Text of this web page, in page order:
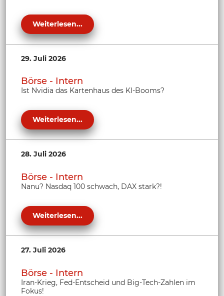
Weiterlesen...
29. Juli 2026
Börse - Intern
Ist Nvidia das Kartenhaus des KI-Booms?
Weiterlesen...
28. Juli 2026
Börse - Intern
Nanu? Nasdaq 100 schwach, DAX stark?!
Weiterlesen...
27. Juli 2026
Börse - Intern
Iran-Krieg, Fed-Entscheid und Big-Tech-Zahlen im
Fokus!